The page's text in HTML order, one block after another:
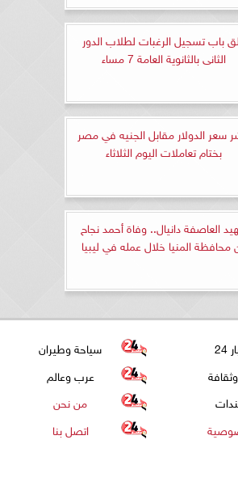
باب تسجيل الرغبات لطلاب الدور
الثانى بالثانوية العامة 7 مساء
سعر الدولار مقابل الجنيه في مصر
بختام تعاملات اليوم الثلاثاء
العاصفة دانيال.. وفاة أحمد نجاح
محافظة المنيا خلال عمله في ليبيا
24 سياحة وطيران
عرب وعالم
من نحن
اتصل بنا